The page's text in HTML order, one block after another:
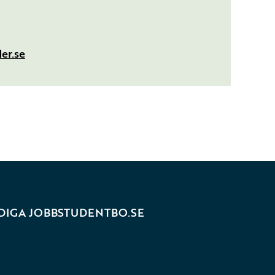
JOBBSTUDENTBO.SE